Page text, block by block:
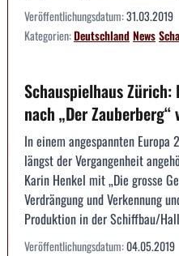
Veröffentlichungsdatum:31.03.2019
Kategorien:DeutschlandNews
Schauspielhaus Zürich:
nach „Der Zauberberg“
In einem angespannten Europa
längst der Vergangenheit
Karin Henkel mit „Die grosse
Verdrängung und Verkennung
Produktion in der Schiffbau/
Veröffentlichungsdatum:04.05.2019